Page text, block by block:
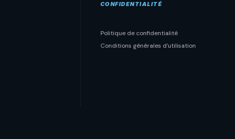
CONFIDENTIALITÉ
Politique de confidentialité
Conditions générales d'utilisation